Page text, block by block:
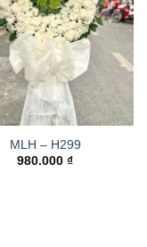
MLH – H299
980.000 ₫